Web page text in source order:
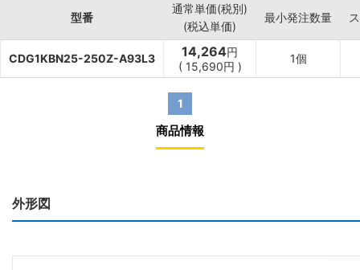
型番
通常単価(税別)
(税込単価)
最小発注数量
CDG1KBN25-250Z-A93L3 14,264円
( 15,690円 )
1個
1
商品情報
外形図